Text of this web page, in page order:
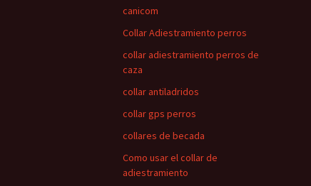
canicom
Collar Adiestramiento perros
collar adiestramiento perros de
caza
collar antiladridos
collar gps perros
collares de becada
Como usar el collar de
adiestramiento